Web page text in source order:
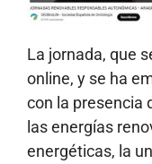
La jornada, que
online, y se ha
con la presencia
las energías
energéticas, la